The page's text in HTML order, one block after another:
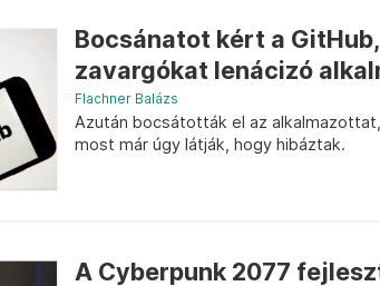
Bocsánatot kért a
zavargókat lenácizó
Flachner Balázs
Azután bocsátották el az
most már úgy látják, hogy hibáztak.
A Cyberpunk 2077